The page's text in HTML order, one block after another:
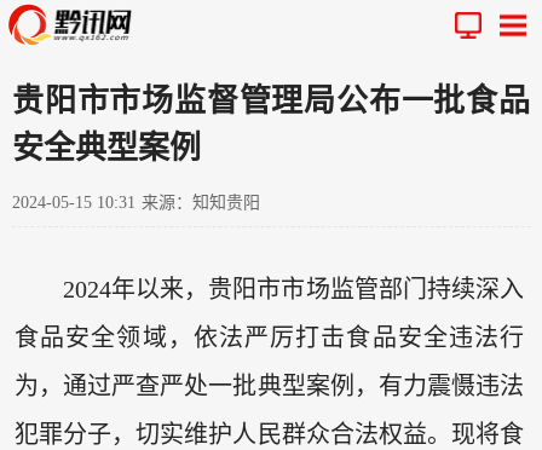
贵阳市市场监督管理局公布一批食品
安全典型案例
2024-05-15 10:31 来源：知知贵阳
2024年以来，贵阳市市场监管部门持续深入
食品安全领域，依法严厉打击食品安全违法行
为，通过严查严处一批典型案例，有力震慑违法
犯罪分子，切实维护人民群众合法权益。现将食